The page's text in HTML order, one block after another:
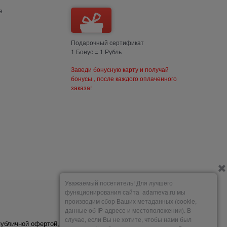
Подарочный сертификат
1 Бонус = 1 Рубль
Заведи бонусную карту и получай
бонусы , после каждого оплаченного
заказа!
офертой,
Мы принимаем
Уважаемый посетитель! Для лучшего
функционирования сайта adameva.ru мы
производим сбор Ваших метаданных (cookie,
данные об IP-адресе и местоположении). В
случае, если Вы не хотите, чтобы нами был